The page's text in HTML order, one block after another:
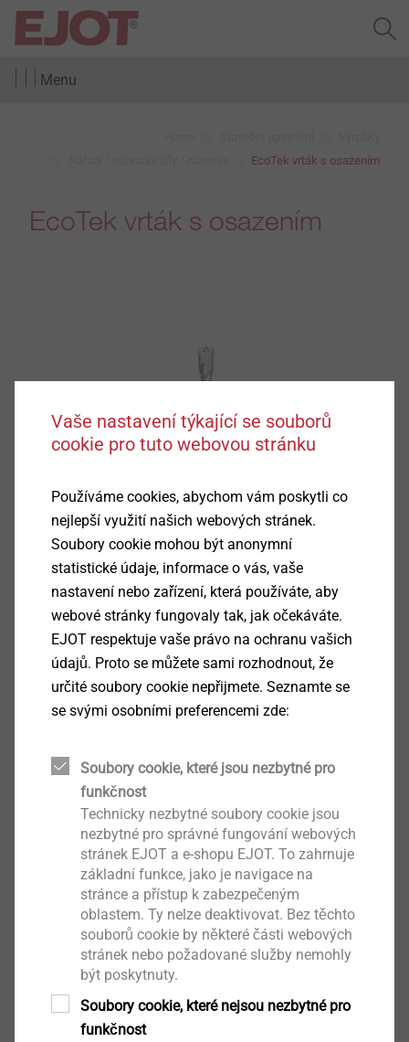
Menu
EcoTek vrták s osazením
EcoTek vrták s osazením
Oblast použití
Pro zdivo, beton, přírodní a umělý kámen atd.
Vlastnosti
Pro přesné omezení hloubky a optimální průnik
izolanty
Pro vrtání přes hydroizolaci a tepelnou izolaci
Ke stažení
Čeština
Vaše nastavení týkající se souborů
cookie pro tuto webovou stránku
Používáme cookies, abychom vám poskytli co
nejlepší využití našich webových stránek.
Soubory cookie mohou být anonymní
statistické údaje, informace o vás, vaše
nastavení nebo zařízení, která používáte, aby
webové stránky fungovaly tak, jak očekáváte.
EJOT respektuje vaše právo na ochranu vašich
údajů. Proto se můžete sami rozhodnout, že
určité soubory cookie nepřijmete. Seznamte se
se svými osobními preferencemi zde:
Soubory cookie, které jsou nezbytné pro
funkčnost
Technicky nezbytné soubory cookie jsou
nezbytné pro správné fungování webových
stránek EJOT a e-shopu EJOT. To zahrnuje
základní funkce, jako je navigace na
stránce a přístup k zabezpečeným
oblastem. Ty nelze deaktivovat. Bez těchto
souborů cookie by některé části webových
stránek nebo požadované služby nemohly
být poskytnuty.
Soubory cookie, které nejsou nezbytné pro
funkčnost